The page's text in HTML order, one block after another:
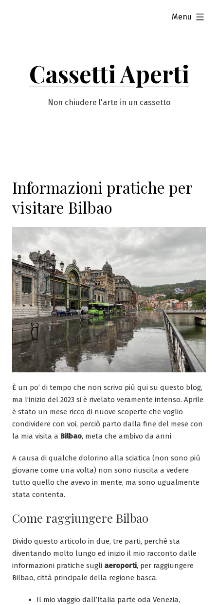
Cassetti Aperti
Non chiudere l'arte in un cassetto
Menu
esteso
Informazioni pratiche per
visitare Bilbao
È un po’ di tempo che non scrivo più qui su questo blog,
ma l’inizio del 2023 si è rivelato veramente intenso. Aprile
è stato un mese ricco di nuove scoperte che voglio
condividere con voi, perciò parto dalla fine del mese con
la mia visita a Bilbao, meta che ambivo da anni.
A causa di qualche dolorino alla sciatica (non sono più
giovane come una volta) non sono riuscita a vedere
tutto quello che avevo in mente, ma sono ugualmente
stata contenta.
Come raggiungere Bilbao
Divido questo articolo in due, tre parti, perché sta
diventando molto lungo ed inizio il mio racconto dalle
informazioni pratiche sugli aeroporti, per raggiungere
Bilbao, città principale della regione basca.
Il mio viaggio dall’Italia parte oda Venezia,